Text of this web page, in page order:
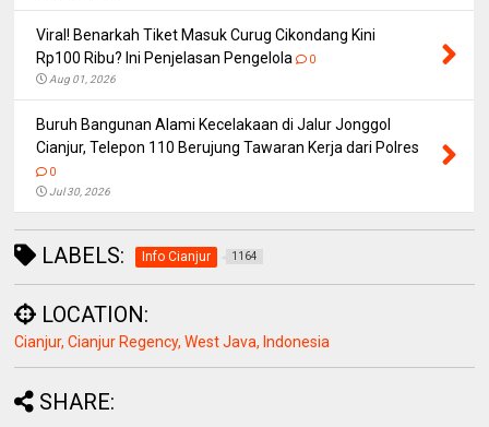
Viral! Benarkah Tiket Masuk Curug Cikondang Kini
Rp100 Ribu? Ini Penjelasan Pengelola
0
Aug 01, 2026
Buruh Bangunan Alami Kecelakaan di Jalur Jonggol
Cianjur, Telepon 110 Berujung Tawaran Kerja dari Polres
0
Jul 30, 2026
LABELS: Info Cianjur 1164
LOCATION:
Cianjur, Cianjur Regency, West Java, Indonesia
SHARE: